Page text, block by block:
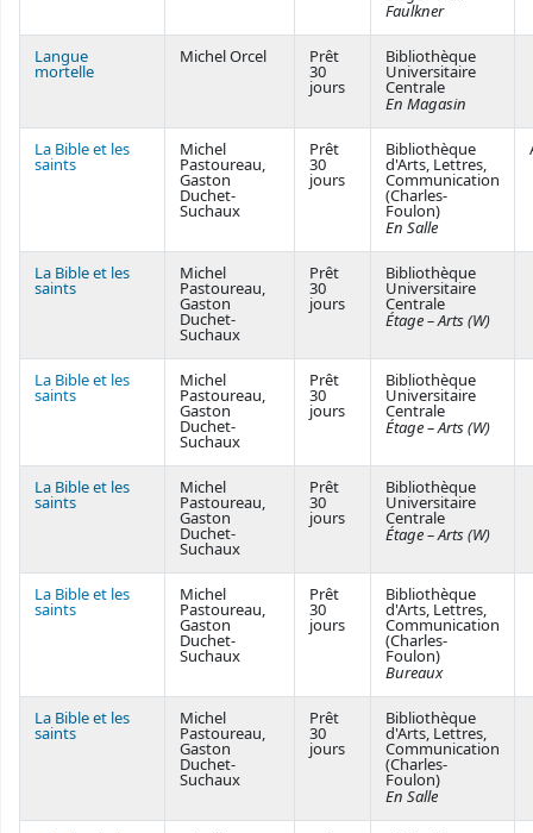
Faulkner
Langue
mortelle
Michel Orcel Prêt
30
jours
Bibliothèque
Universitaire
Centrale
En Magasin
La Bible et les
saints
Michel
Pastoureau,
Gaston
Duchet-
Suchaux
Prêt
30
jours
Bibliothèque
d'Arts, Lettres,
Communication
(Charles-
Foulon)
En Salle
La Bible et les
saints
Michel
Pastoureau,
Gaston
Duchet-
Suchaux
Prêt
30
jours
Bibliothèque
Universitaire
Centrale
Étage – Arts (W)
La Bible et les
saints
Michel
Pastoureau,
Gaston
Duchet-
Suchaux
Prêt
30
jours
Bibliothèque
Universitaire
Centrale
Étage – Arts (W)
La Bible et les
saints
Michel
Pastoureau,
Gaston
Duchet-
Suchaux
Prêt
30
jours
Bibliothèque
Universitaire
Centrale
Étage – Arts (W)
La Bible et les
saints
Michel
Pastoureau,
Gaston
Duchet-
Suchaux
Prêt
30
jours
Bibliothèque
d'Arts, Lettres,
Communication
(Charles-
Foulon)
Bureaux
La Bible et les
saints
Michel
Pastoureau,
Gaston
Duchet-
Suchaux
Prêt
30
jours
Bibliothèque
d'Arts, Lettres,
Communication
(Charles-
Foulon)
En Salle